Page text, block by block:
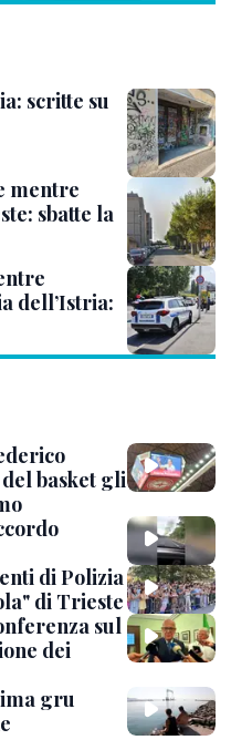
scritte su
mentre
sbatte la
dell’Istria:
basket gli
di Polizia
di Trieste
sul
dei
gru